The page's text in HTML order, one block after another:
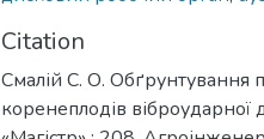
Citation
Смалій С. О. Обґрунтування
коренеплодів віброударної